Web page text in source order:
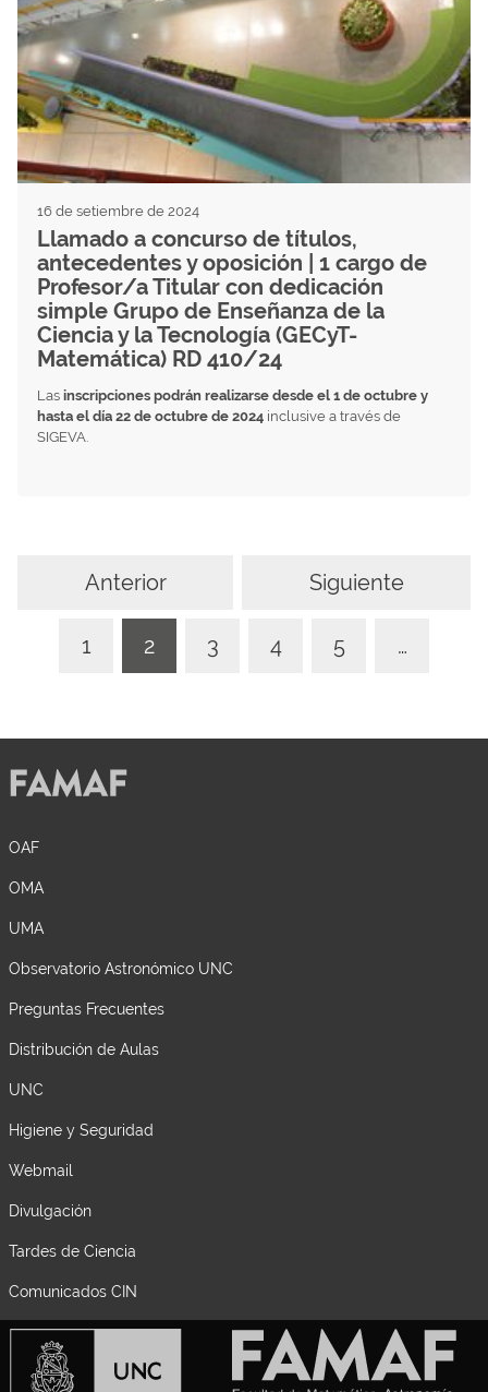
16 de setiembre de 2024
Llamado a concurso de títulos,
antecedentes y oposición | 1 cargo de
Profesor/a Titular con dedicación
simple Grupo de Enseñanza de la
Ciencia y la Tecnología (GECyT-
Matemática) RD 410/24
Las inscripciones podrán realizarse desde el 1 de octubre y
hasta el día 22 de octubre de 2024 inclusive a través de
SIGEVA.
Anterior Siguiente
1 2 3 4 5 …
OAF
OMA
UMA
Observatorio Astronómico UNC
Preguntas Frecuentes
Distribución de Aulas
UNC
Higiene y Seguridad
Webmail
Divulgación
Tardes de Ciencia
Comunicados CIN